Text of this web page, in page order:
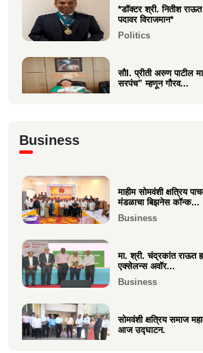
*डॉक्टर श्री. नितीश राऊत
पदावर विराजमान*
Politics
सौI. प्रीती अरुण पाटील
सरपंच” म्हणून गौरव...
श्री. अजूभाई यशवंत ठाकूर
बाळासाहेब ठा...
Politics
Business
माहीम सोमवंशी क्षत्रिय
मंडळाचा बिझनेस कॉन्क...
Business
मा. श्री. चंद्रकांत राऊत
एक्सेलन्स अवॉर...
Business
सोमवंशी क्षत्रिय समाज
आज उद्घाटन.